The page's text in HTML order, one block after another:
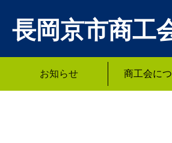
長岡京市商工
お知らせ 商工会に